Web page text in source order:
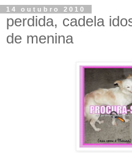
14 outubro 2010
perdida, cadela
de menina